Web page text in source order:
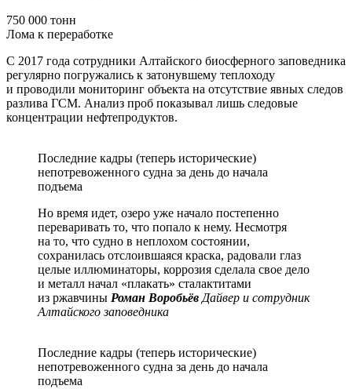
750 000 тонн
Лома к переработке
С 2017 года сотрудники Алтайского биосферного заповедника
регулярно погружались к затонувшему теплоходу
и проводили мониторинг объекта на отсутствие явных следов
разлива ГСМ. Анализ проб показывал лишь следовые
концентрации нефтепродуктов.
Последние кадры (теперь исторические)
непотревоженного судна за день до начала
подъема
Но время идет, озеро уже начало постепенно
переваривать то, что попало к нему. Несмотря
на то, что судно в неплохом состоянии,
сохранилась отслоившаяся краска, радовали глаз
целые иллюминаторы, коррозия сделала свое дело
и металл начал «плакать» сталактитами
из ржавчины Роман Воробьёв Дайвер и сотрудник
Алтайского заповедника
Последние кадры (теперь исторические)
непотревоженного судна за день до начала
подъема